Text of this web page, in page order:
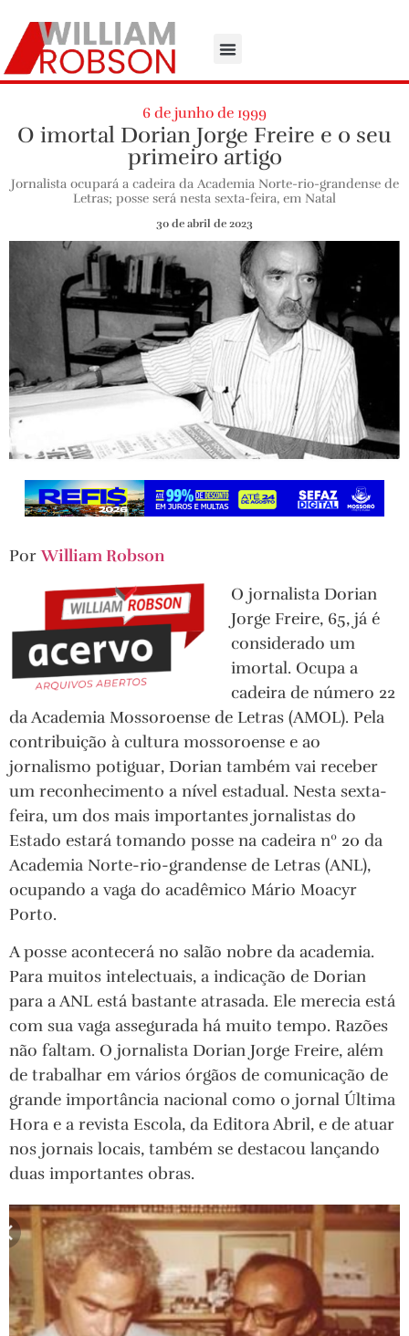
6 de junho de 1999
O imortal Dorian Jorge Freire e o seu
primeiro artigo
Jornalista ocupará a cadeira da Academia Norte-rio-grandense de
Letras; posse será nesta sexta-feira, em Natal
30 de abril de 2023
PorWilliam Robson
O jornalista Dorian
Jorge Freire, 65, já é
considerado um
imortal. Ocupa a
cadeira de número 22
da Academia Mossoroense de Letras (AMOL). Pela
contribuição à cultura mossoroense e ao
jornalismo potiguar, Dorian também vai receber
um reconhecimento a nível estadual. Nesta sexta-
feira, um dos mais importantes jornalistas do
Estado estará tomando posse na cadeira nº 20 da
Academia Norte-rio-grandense de Letras (ANL),
ocupando a vaga do acadêmico Mário Moacyr
Porto.
A posse acontecerá no salão nobre da academia.
Para muitos intelectuais, a indicação de Dorian
para a ANL está bastante atrasada. Ele merecia está
com sua vaga assegurada há muito tempo. Razões
não faltam. O jornalista Dorian Jorge Freire, além
de trabalhar em vários órgãos de comunicação de
grande importância nacional como o jornal Última
Hora e a revista Escola, da Editora Abril, e de atuar
nos jornais locais, também se destacou lançando
duas importantes obras.